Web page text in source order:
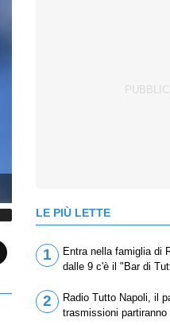
LE PIÙ LETTE
1
Entra nella famiglia di
dalle 9 c'è il "Bar di
2
Radio Tutto Napoli, il
trasmissioni partiranno